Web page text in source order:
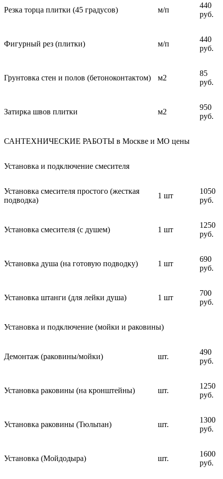
Резка торца плитки (45 градусов) м/п
440
руб.
Фигурный рез (плитки) м/п
440
руб.
Грунтовка стен и полов (бетоноконтактом) м2
85
руб.
Затирка швов плитки м2
950
руб.
САНТЕХНИЧЕСКИЕ РАБОТЫ в Москве и МО цены
Установка и подключение смесителя
Установка смесителя простого (жесткая
подводка)
1 шт
1050
руб.
Установка смесителя (с душем) 1 шт
1250
руб.
Установка душа (на готовую подводку) 1 шт
690
руб.
Установка штанги (для лейки душа) 1 шт
700
руб.
Установка и подключение (мойки и раковины)
Демонтаж (раковины/мойки) шт.
490
руб.
Установка раковины (на кронштейны) шт.
1250
руб.
Установка раковины (Тюльпан) шт.
1300
руб.
Установка (Мойдодыра) шт.
1600
руб.